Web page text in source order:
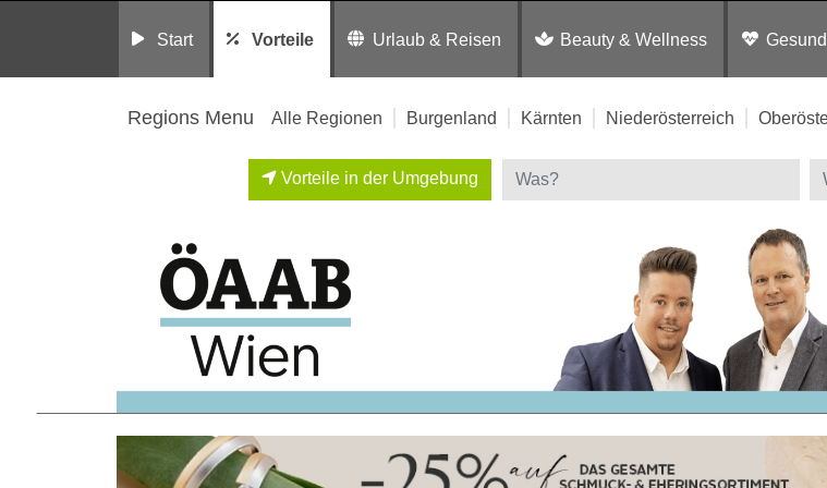
Start Vorteile Urlaub & Reisen Beauty & Wellness
Regions Menu Alle Regionen Burgenland Kärnten Niederösterreich
Vorteile in der Umgebung